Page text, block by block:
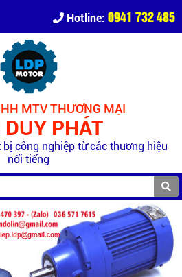
Hotline: 0941 732 485
MTV THƯƠNG MẠI
PHÁT
công nghiệp từ các thương hiệu
nổi tiếng